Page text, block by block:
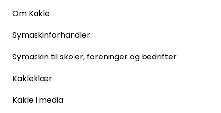
Om Kakle
Symaskinforhandler
Symaskin til skoler, foreninger og bedrifter
Kakleklær
Kakle i media